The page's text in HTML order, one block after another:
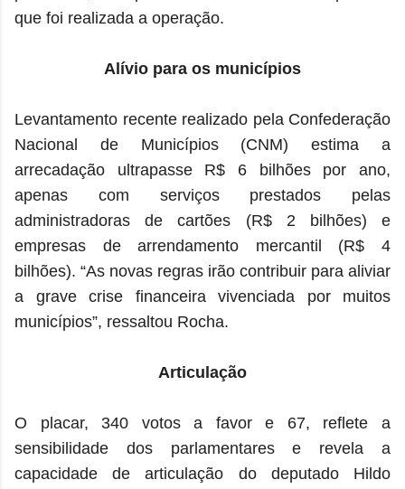
que foi realizada a operação.
Alívio para os municípios
Levantamento recente realizado pela Confederação
Nacional de Municípios (CNM) estima a
arrecadação ultrapasse R$ 6 bilhões por ano,
apenas com serviços prestados pelas
administradoras de cartões (R$ 2 bilhões) e
empresas de arrendamento mercantil (R$ 4
bilhões). “As novas regras irão contribuir para aliviar
a grave crise financeira vivenciada por muitos
municípios”, ressaltou Rocha.
Articulação
O placar, 340 votos a favor e 67, reflete a
sensibilidade dos parlamentares e revela a
capacidade de articulação do deputado Hildo